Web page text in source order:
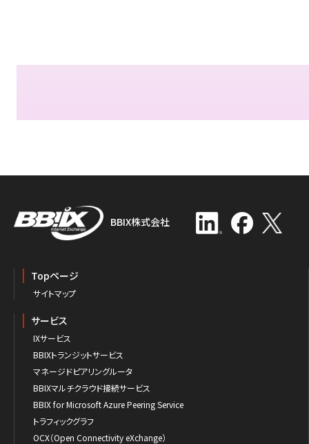
BBIX株式会社
Topページ
サイトマップ
サービス
IXサービス
BBIXトランジットサービス
マネージドピアリングルータ
BBIXマルチクラウド接続サービス
BBIX for Microsoft Azure Peering Service
トラフィックグラフ
OCX（Open Connectivity eXchange）